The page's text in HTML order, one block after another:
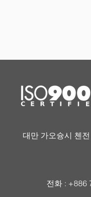
대만 가오슝시 첸
전화 : +886